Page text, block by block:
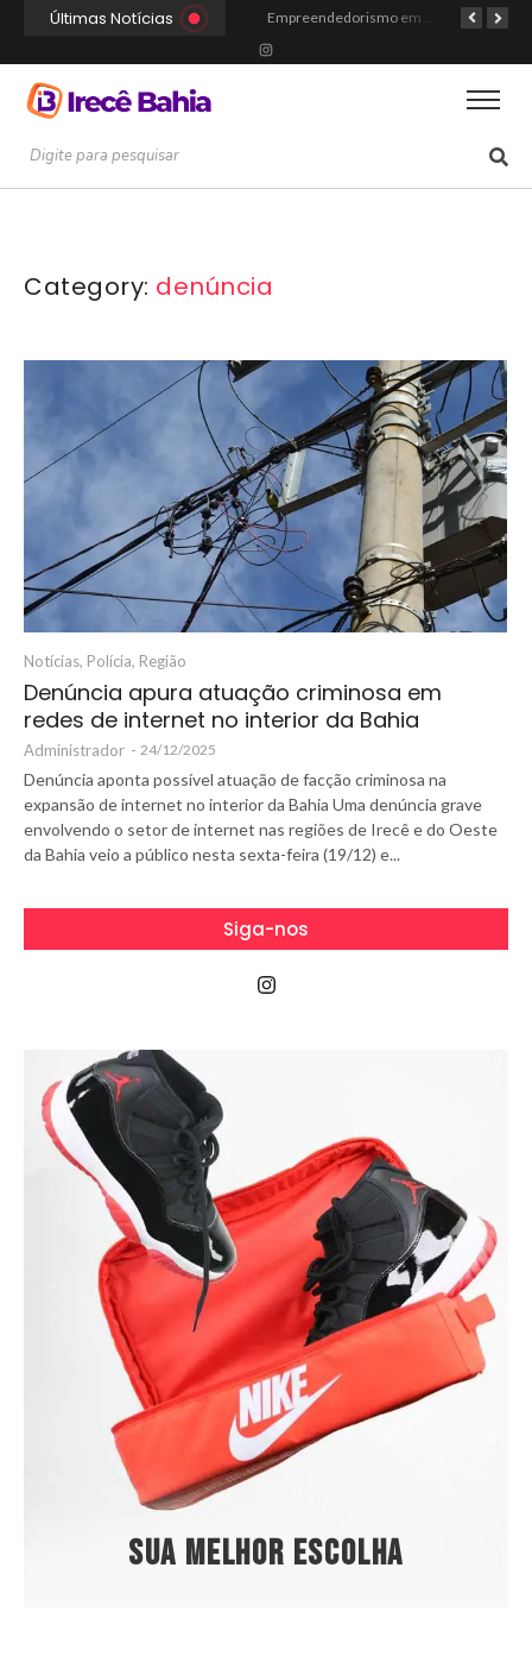
Últimas Notícias Empreendedorismo em Irecê: Como Arthur Transformou Disciplina Acadêmica na Marca Hustle Culture
Category: denúncia
Notícias, Polícia, Região
Denúncia apura atuação criminosa em
redes de internet no interior da Bahia
Administrador - 24/12/2025
Denúncia aponta possível atuação de facção criminosa na
expansão de internet no interior da Bahia Uma denúncia grave
envolvendo o setor de internet nas regiões de Irecê e do Oeste
da Bahia veio a público nesta sexta-feira (19/12) e...
Siga-nos
Sua melhor escolha